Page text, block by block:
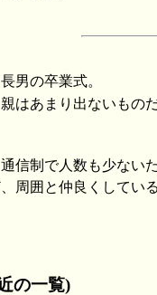
男の卒業式。
はあまり出ないもの
信制で人数も少ない
周囲と仲良くしてい
の一覧)